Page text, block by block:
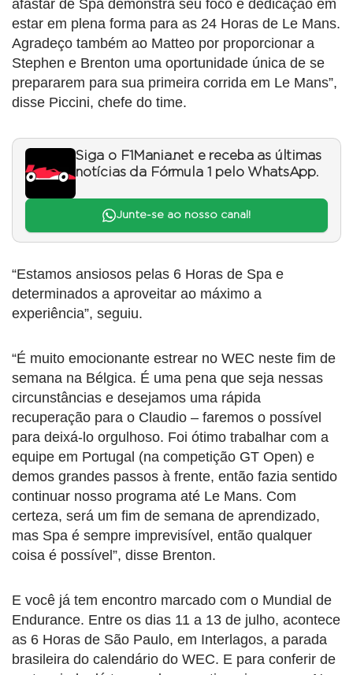
afastar de Spa demonstra seu foco e dedicação em
estar em plena forma para as 24 Horas de Le Mans.
Agradeço também ao Matteo por proporcionar a
Stephen e Brenton uma oportunidade única de se
prepararem para sua primeira corrida em Le Mans”,
disse Piccini, chefe do time.
Siga o F1Mania.net e receba as últimas
notícias da Fórmula 1 pelo WhatsApp.
Junte-se ao nosso canal!
“Estamos ansiosos pelas 6 Horas de Spa e
determinados a aproveitar ao máximo a
experiência”, seguiu.
“É muito emocionante estrear no WEC neste fim de
semana na Bélgica. É uma pena que seja nessas
circunstâncias e desejamos uma rápida
recuperação para o Claudio – faremos o possível
para deixá-lo orgulhoso. Foi ótimo trabalhar com a
equipe em Portugal (na competição GT Open) e
demos grandes passos à frente, então fazia sentido
continuar nosso programa até Le Mans. Com
certeza, será um fim de semana de aprendizado,
mas Spa é sempre imprevisível, então qualquer
coisa é possível”, disse Brenton.
E você já tem encontro marcado com o Mundial de
Endurance. Entre os dias 11 a 13 de julho, acontece
as 6 Horas de São Paulo, em Interlagos, a parada
brasileira do calendário do WEC. E para conferir de